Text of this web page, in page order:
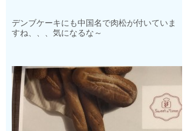
デンブケーキにも中国名で肉松が付いていま
すね、、、気になるな～